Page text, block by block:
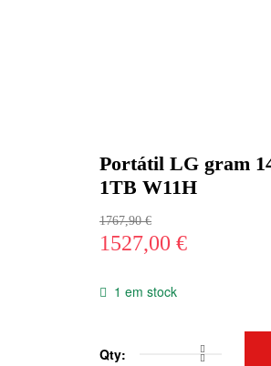
Portátil LG gram
1TB W11H
1767,90€
O
original
1767,90 €.
1527,00 €
preço
é:
1 em stock
Qty: